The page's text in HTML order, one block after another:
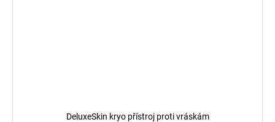
DeluxeSkin kryo přístroj proti vráskám